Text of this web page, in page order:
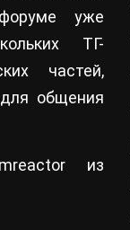
уже
ТГ-
частей,
общения
из